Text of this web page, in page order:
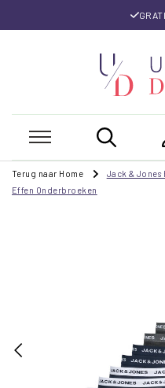
Terug naar Home
Jack & Jones
Effen Onderbroeken